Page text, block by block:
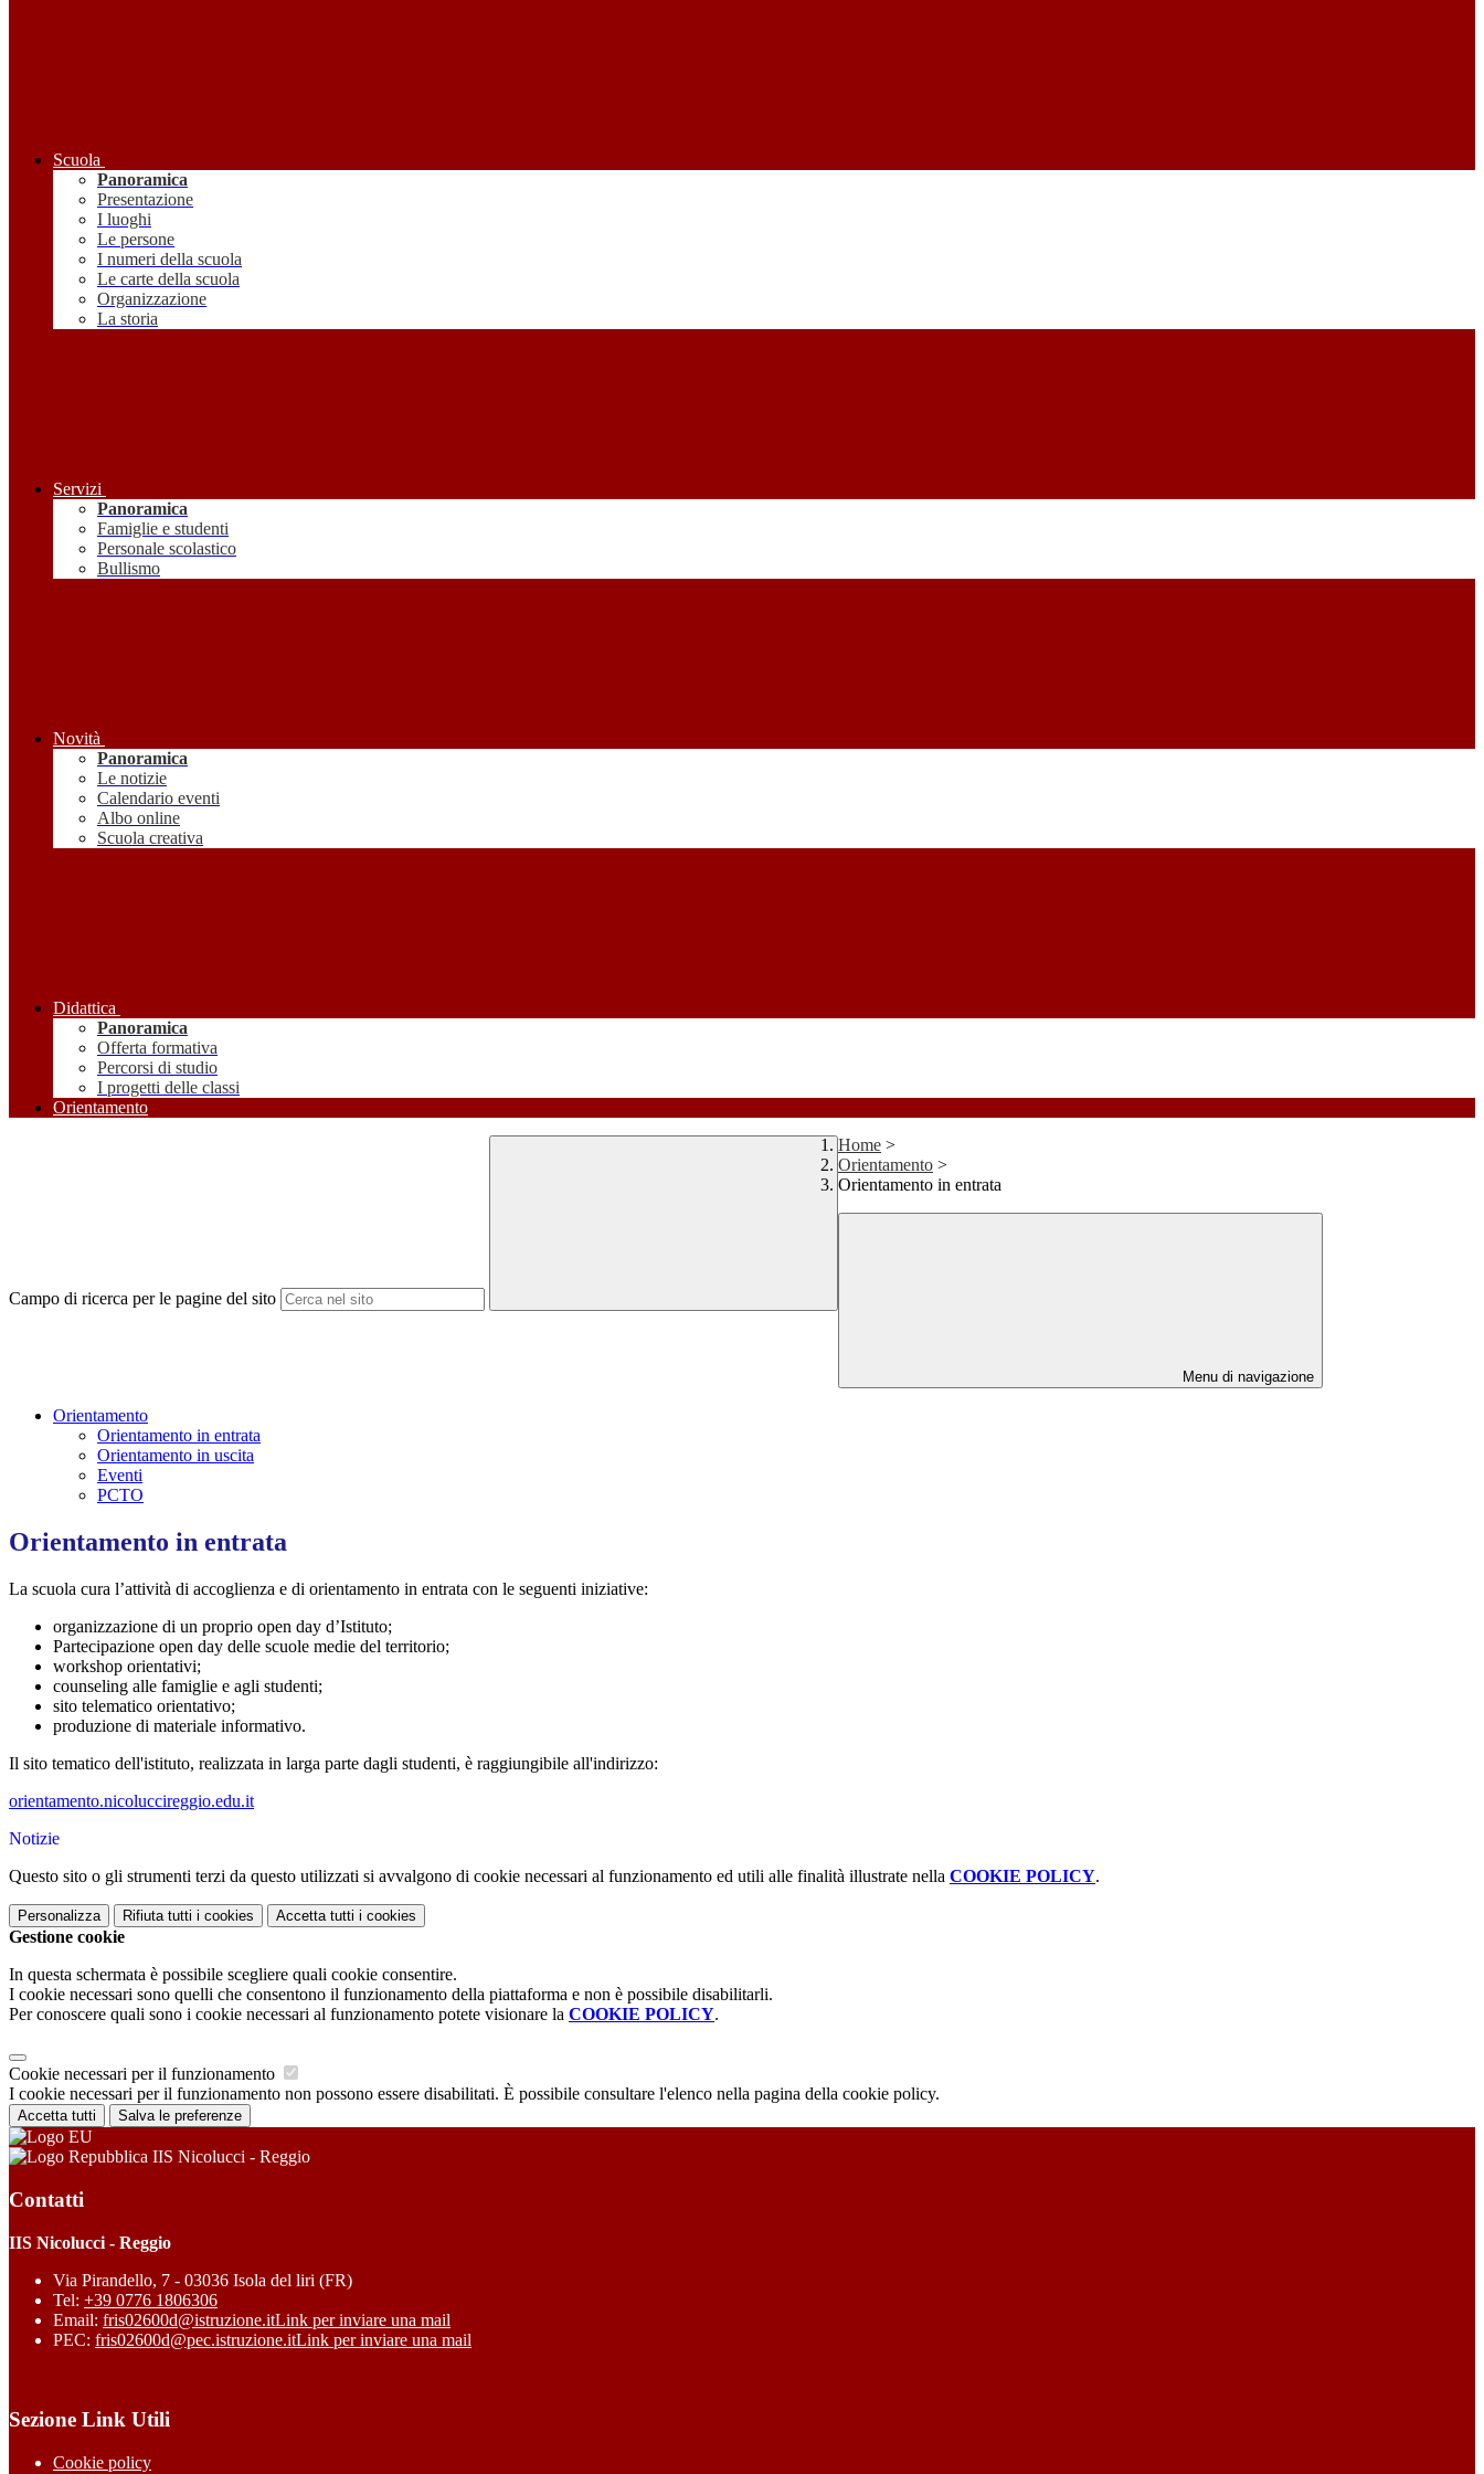
Scuola
Panoramica
Presentazione
I luoghi
Le persone
I numeri della scuola
Le carte della scuola
Organizzazione
La storia
Servizi
Panoramica
Famiglie e studenti
Personale scolastico
Bullismo
Novità
Panoramica
Le notizie
Calendario eventi
Albo online
Scuola creativa
Didattica
Panoramica
Offerta formativa
Percorsi di studio
I progetti delle classi
Orientamento
Campo di ricerca per le pagine del sito
Home >
Orientamento >
Orientamento in entrata
Menu di navigazione
Orientamento
Orientamento in entrata
Orientamento in uscita
Eventi
PCTO
Orientamento in entrata
La scuola cura l’attività di accoglienza e di orientamento in entrata con le seguenti iniziative:
organizzazione di un proprio open day d’Istituto;
Partecipazione open day delle scuole medie del territorio;
workshop orientativi;
counseling alle famiglie e agli studenti;
sito telematico orientativo;
produzione di materiale informativo.
Il sito tematico dell'istituto, realizzata in larga parte dagli studenti, è raggiungibile all'indirizzo:
orientamento.nicoluccireggio.edu.it
Notizie
Questo sito o gli strumenti terzi da questo utilizzati si avvalgono di cookie necessari al funzionamento ed utili alle finalità illustrate nella COOKIE POLICY.
Personalizza Rifiuta tutti i cookies Accetta tutti i cookies
Gestione cookie
In questa schermata è possibile scegliere quali cookie consentire.
I cookie necessari sono quelli che consentono il funzionamento della piattaforma e non è possibile disabilitarli.
Per conoscere quali sono i cookie necessari al funzionamento potete visionare la COOKIE POLICY.
Cookie necessari per il funzionamento
I cookie necessari per il funzionamento non possono essere disabilitati. È possibile consultare l'elenco nella pagina della cookie policy.
Accetta tutti Salva le preferenze
IIS Nicolucci - Reggio
Contatti
IIS Nicolucci - Reggio
Via Pirandello, 7 - 03036 Isola del liri (FR)
Tel: +39 0776 1806306
Email: fris02600d@istruzione.itLink per inviare una mail
PEC: fris02600d@pec.istruzione.itLink per inviare una mail
Sezione Link Utili
Cookie policy